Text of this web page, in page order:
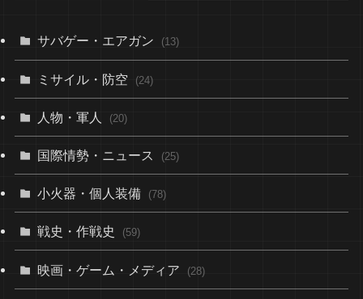
サバゲー・エアガン (13)
ミサイル・防空 (24)
人物・軍人 (20)
国際情勢・ニュース (25)
小火器・個人装備 (78)
戦史・作戦史 (59)
映画・ゲーム・メディア (28)